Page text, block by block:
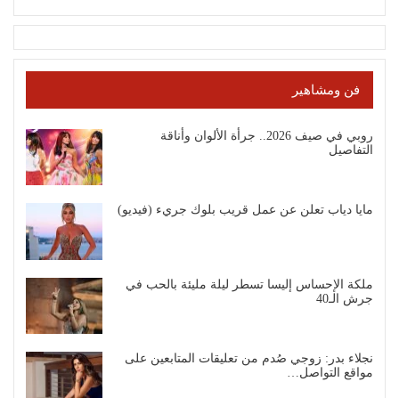
فن ومشاهير
روبي في صيف 2026.. جرأة الألوان وأناقة
التفاصيل
مايا دياب تعلن عن عمل قريب بلوك جريء (فيديو)
ملكة الإحساس إليسا تسطر ليلة مليئة بالحب في
جرش الـ40
نجلاء بدر: زوجي صُدم من تعليقات المتابعين على
مواقع التواصل…